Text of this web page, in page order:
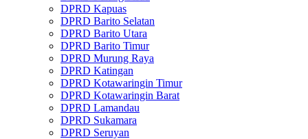
DPRD Kapuas
DPRD Barito Selatan
DPRD Barito Utara
DPRD Barito Timur
DPRD Murung Raya
DPRD Katingan
DPRD Kotawaringin Timur
DPRD Kotawaringin Barat
DPRD Lamandau
DPRD Sukamara
DPRD Seruyan